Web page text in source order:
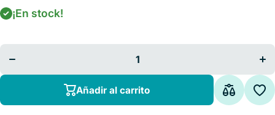
¡En stock!
Disminuir
12 Canales
Añadir al carrito